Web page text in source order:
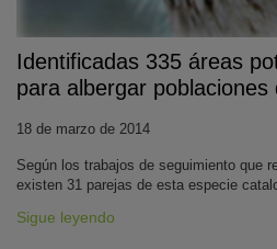
Identificadas 335 áreas
para albergar
18 de marzo de 2014
Según los trabajos de seguimiento que
existen 31 parejas de esta especie
Sigue leyendo